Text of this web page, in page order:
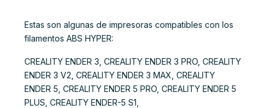
Estas son algunas de impresoras compatibles con los
filamentos ABS HYPER:
CREALITY ENDER 3, CREALITY ENDER 3 PRO, CREALITY
ENDER 3 V2, CREALITY ENDER 3 MAX, CREALITY
ENDER 5, CREALITY ENDER 5 PRO, CREALITY ENDER 5
PLUS, CREALITY ENDER-5 S1,